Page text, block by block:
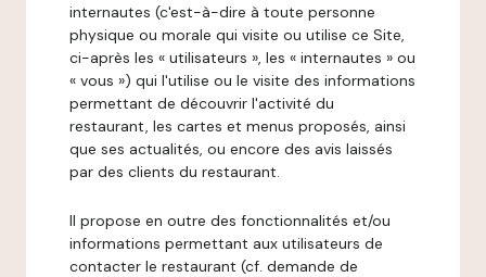
internautes (c'est-à-dire à toute personne
physique ou morale qui visite ou utilise ce Site,
ci-après les « utilisateurs », les « internautes » ou
« vous ») qui l'utilise ou le visite des informations
permettant de découvrir l'activité du
restaurant, les cartes et menus proposés, ainsi
que ses actualités, ou encore des avis laissés
par des clients du restaurant.
Il propose en outre des fonctionnalités et/ou
informations permettant aux utilisateurs de
contacter le restaurant (cf. demande de